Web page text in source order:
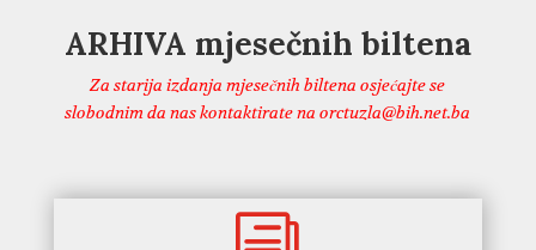
ARHIVA mjesečnih biltena
Za starija izdanja mjesečnih biltena osjećajte se
slobodnim da nas kontaktirate na orctuzla@bih.net.ba